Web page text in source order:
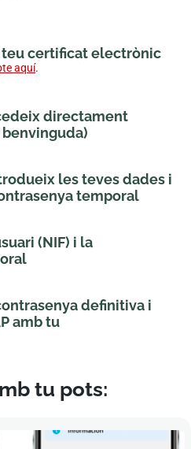
certificat electrònic
aquí.
directament
benvinguda)
les teves dades i
temporal
(NIF) i la
definitiva i
amb tu
tu pots: